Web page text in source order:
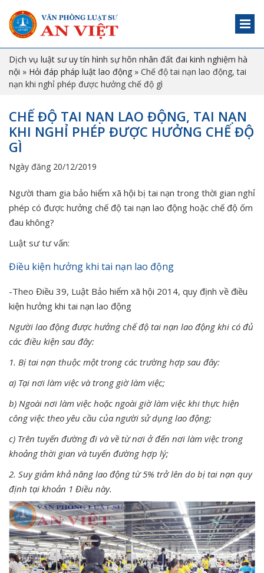
Dịch vụ luật sư uy tín hình sự hôn nhân đất đai kinh nghiệm hà
nội » Hỏi đáp pháp luật lao động » Chế độ tai nạn lao động, tai
nạn khi nghỉ phép được hưởng chế độ gì
CHẾ ĐỘ TAI NẠN LAO ĐỘNG, TAI NẠN
KHI NGHỈ PHÉP ĐƯỢC HƯỞNG CHẾ ĐỘ
GÌ
Ngày đăng 20/12/2019
Người tham gia bảo hiểm xã hội bị tai nạn trong thời gian nghỉ
phép có được hưởng chế độ tai nạn lao động hoặc chế độ ốm
đau không?
Luật sư tư vấn:
Điều kiện hưởng khi tai nạn lao động
-Theo Điều 39, Luật Bảo hiểm xã hội 2014, quy định về điều
kiện hưởng khi tai nạn lao động
Người lao động được hưởng chế độ tai nạn lao động khi có đủ
các điều kiện sau đây:
1. Bị tai nạn thuộc một trong các trường hợp sau đây:
a) Tại nơi làm việc và trong giờ làm việc;
b) Ngoài nơi làm việc hoặc ngoài giờ làm việc khi thực hiện
công việc theo yêu cầu của người sử dụng lao động;
c) Trên tuyến đường đi và về từ nơi ở đến nơi làm việc trong
khoảng thời gian và tuyến đường hợp lý;
2. Suy giảm khả năng lao động từ 5% trở lên do bị tai nạn quy
định tại khoản 1 Điều này.